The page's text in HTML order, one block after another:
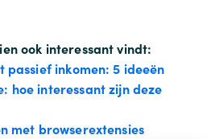
ook interessant vindt:
passief inkomen: 5 ideeën
hoe interessant zijn deze
met browserextensies